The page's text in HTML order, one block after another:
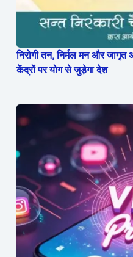
निरोगी तन, निर्मल मन और
केंद्रों पर योग से जुड़ेगा देश